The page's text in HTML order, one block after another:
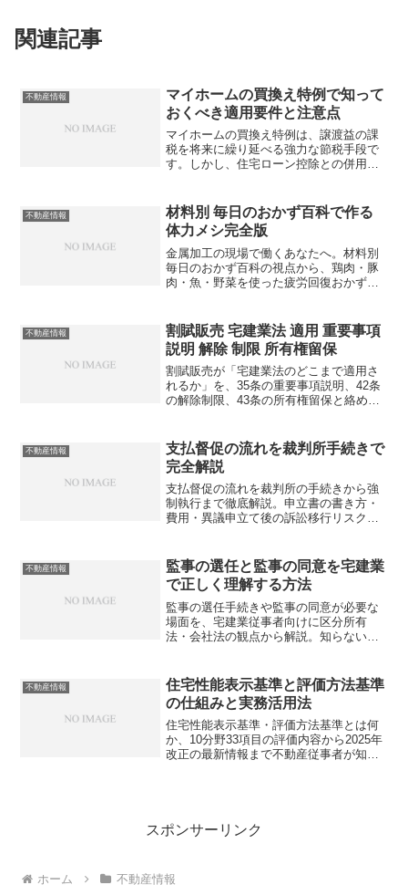
関連記事
不動産情報
マイホームの買換え特例で知って
おくべき適用要件と注意点
マイホームの買換え特例は、譲渡益の課
税を将来に繰り延べる強力な節税手段で
す。しかし、住宅ローン控除との併用不
せていますか？
不動産情報
材料別 毎日のおかず百科で作る
体力メシ完全版
金属加工の現場で働くあなたへ。材料別
毎日のおかず百科の視点から、鶏肉・豚
肉・魚・野菜を使った疲労回復おかずを
不動産情報
割賦販売 宅建業法 適用 重要事項
説明 解除 制限 所有権留保
割賦販売が「宅建業法のどこまで適用さ
れるか」を、35条の重要事項説明、42条
の解除制限、43条の所有権留保と絡めて
いますか？
不動産情報
支払督促の流れを裁判所手続きで
完全解説
支払督促の流れを裁判所の手続きから強
制執行まで徹底解説。申立書の書き方・
費用・異議申立て後の訴訟移行リスクま
不動産情報
監事の選任と監事の同意を宅建業
で正しく理解する方法
監事の選任手続きや監事の同意が必要な
場面を、宅建業従事者向けに区分所有
法・会社法の観点から解説。知らないと
不動産情報
住宅性能表示基準と評価方法基準
の仕組みと実務活用法
住宅性能表示基準・評価方法基準とは何
か、10分野33項目の評価内容から2025年
改正の最新情報まで不動産従事者が知っ
スポンサーリンク
ホーム 不動産情報